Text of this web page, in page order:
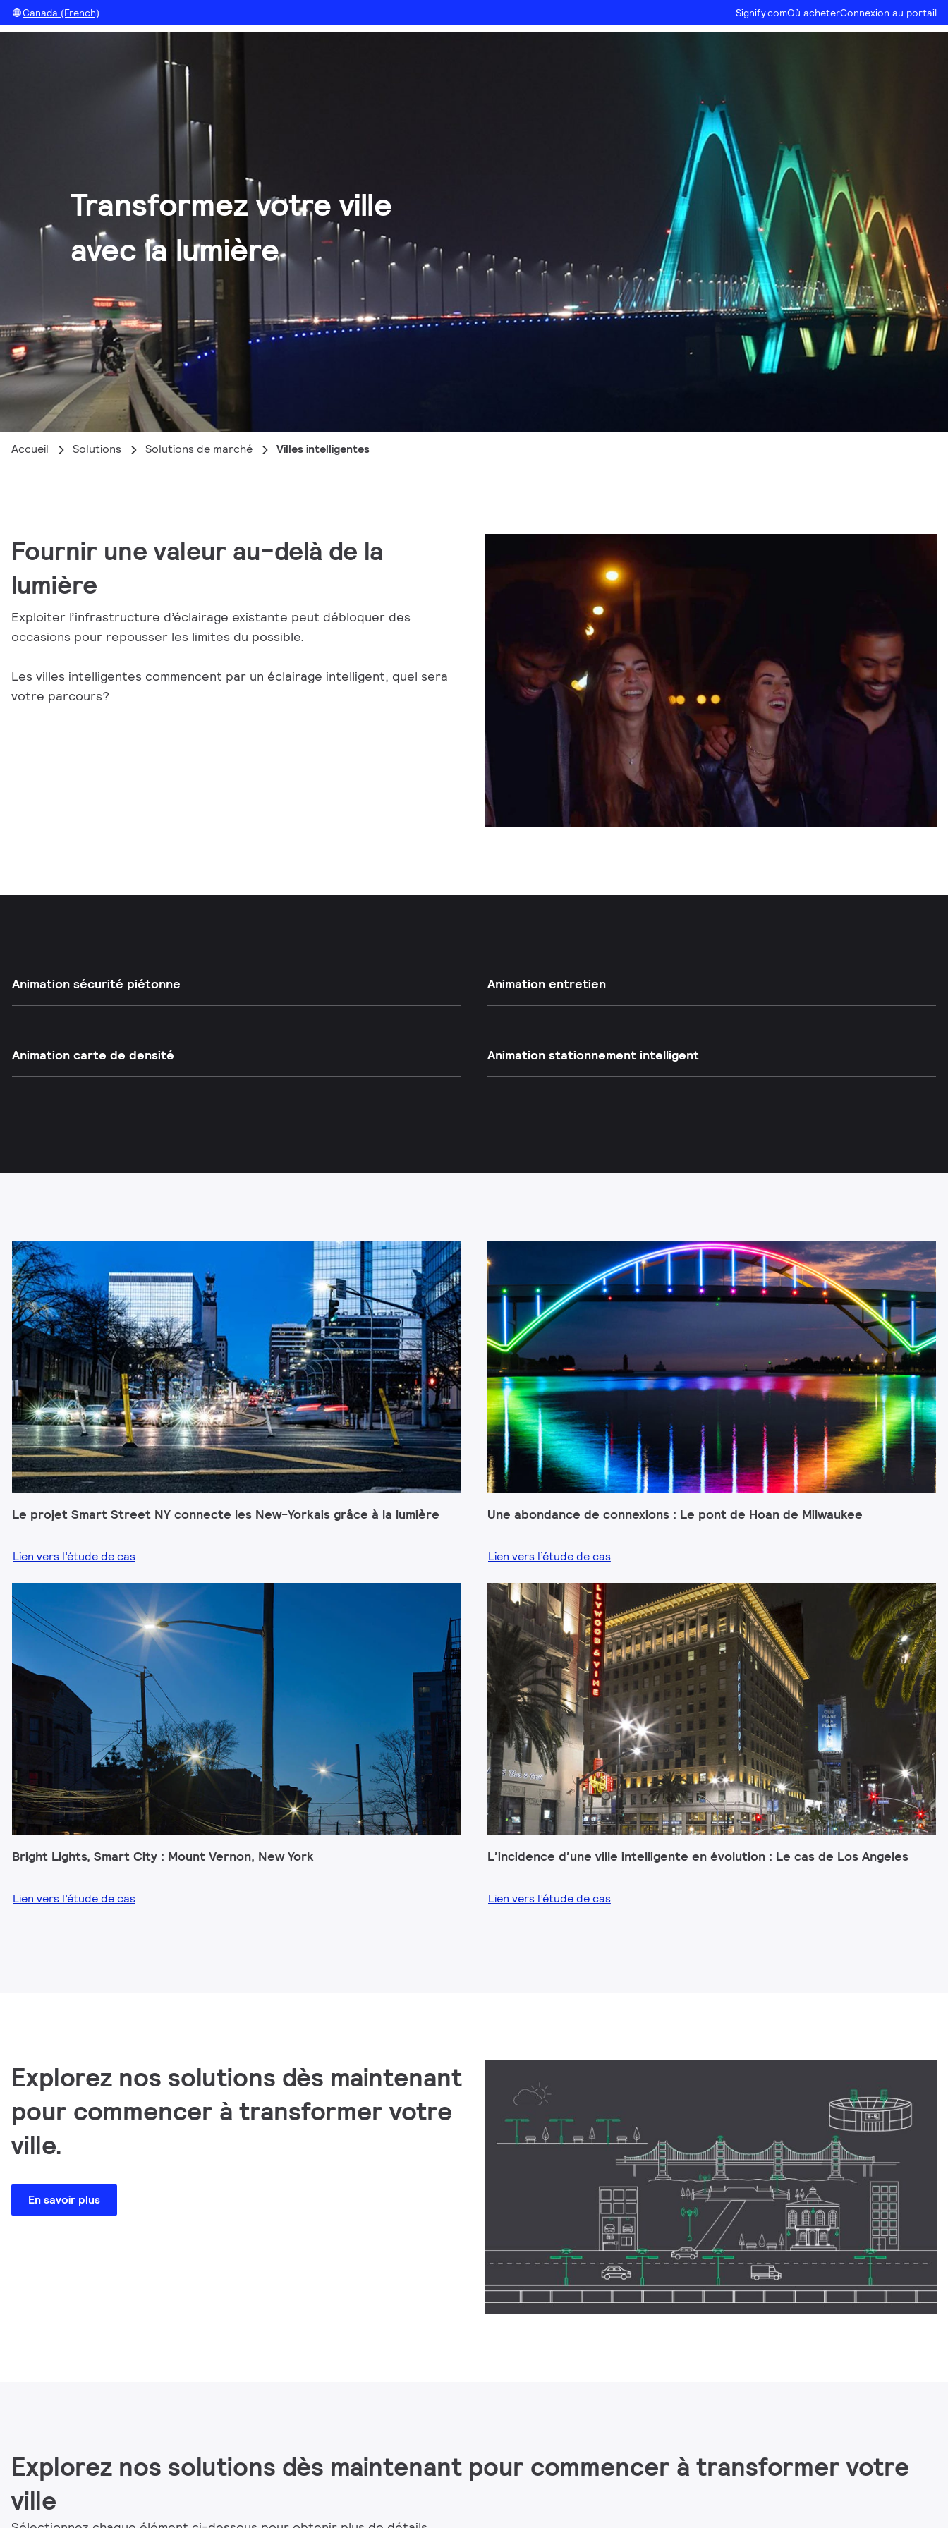
Canada (French) Signify.comOù acheterConnexion au portail
Transformez votre ville
avec la lumière
Accueil Solutions Solutions de marché Villes intelligentes
Fournir une valeur au-delà de la
lumière
Exploiter l’infrastructure d’éclairage existante peut débloquer des
occasions pour repousser les limites du possible.
Les villes intelligentes commencent par un éclairage intelligent, quel sera
votre parcours?
Animation sécurité piétonne Animation entretien
Animation carte de densité Animation stationnement intelligent
Le projet Smart Street NY connecte les New-Yorkais grâce à la lumière
Lien vers l’étude de cas
Une abondance de connexions : Le pont de Hoan de Milwaukee
Lien vers l’étude de cas
Bright Lights, Smart City : Mount Vernon, New York
Lien vers l’étude de cas
L’incidence d’une ville intelligente en évolution : Le cas de Los Angeles
Lien vers l’étude de cas
Explorez nos solutions dès maintenant
pour commencer à transformer votre
ville.
En savoir plus
Explorez nos solutions dès maintenant pour commencer à transformer votre
ville